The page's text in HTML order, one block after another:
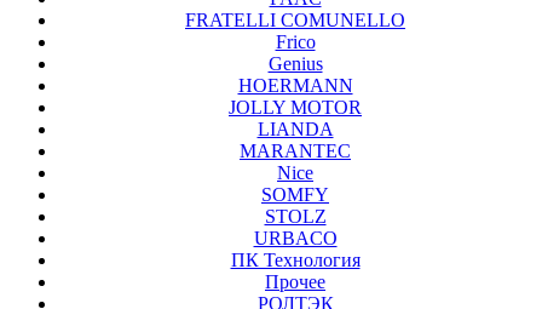
FRATELLI COMUNELLO
Frico
Genius
HOERMANN
JOLLY MOTOR
LIANDA
MARANTEC
Nice
SOMFY
STOLZ
URBACO
ПК Технология
Прочее
РОЛТЭК